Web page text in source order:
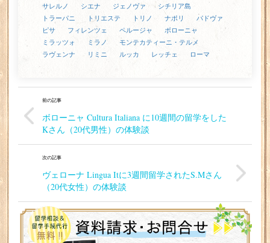
サレルノ
シエナ ジェノヴァ
シチリア島
トラーパニ
トリエステ トリノ ナポリ
パドヴァ
ピサ
フィレンツェ ペルージャ
ボローニャ
ミラッツォ
ミラノ
モンテカティーニ・テルメ
ラヴェンナ
リミニ ルッカ レッチェ ローマ
前の記事
ボローニャ Cultura Italiana に10週間の留学をした
Kさん（20代男性）の体験談
次の記事
ヴェローナ Lingua Itに3週間留学されたS.Mさん
（20代女性）の体験談